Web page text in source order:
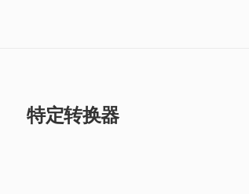
特定转换器